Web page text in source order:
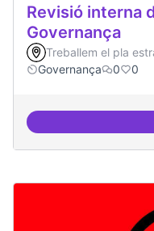
Revisió interna
Governança
Treballem el pla
Governança
0 0